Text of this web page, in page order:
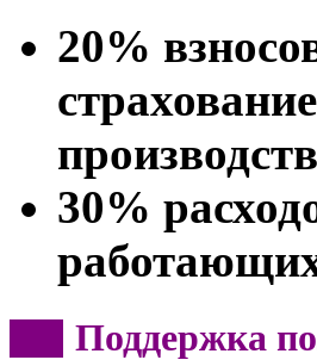
20%
30%
Поддержка